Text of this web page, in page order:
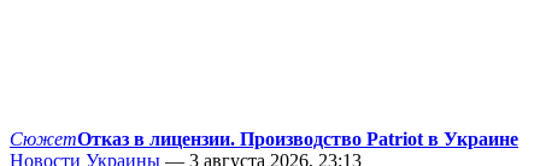
СюжетОтказ в лицензии. Производство Patriot в Украине
Новости Украины — 3 августа 2026, 23:13